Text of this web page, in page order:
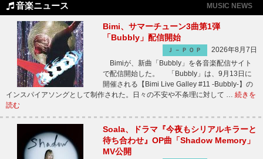
音楽ニュース MUSIC NEWS
Bimi、サマーチューン3曲第1弾
「Bubbly」配信開始
Ｊ－ＰＯＰ
2026年8月7日
Bimiが、新曲「Bubbly」を各音楽配信サイト
で配信開始した。 「Bubbly」は、9月13日に
開催される【Bimi Live Galley #11 -Bubbly-】の
インスパイアソングとして制作された。日々の不安や不条理に対して … 続きを
読む
Soala、ドラマ『今夜もシリアルキラーと
待ち合わせ』OP曲「Shadow Memory」
MV公開